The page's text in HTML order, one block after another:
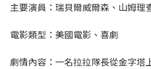
主要演員：瑞貝爾威爾森、山姆理
電影類型：美國電影、喜劇
劇情內容：一名拉拉隊長從金字塔